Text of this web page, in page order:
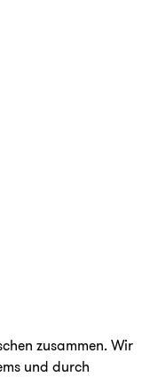
zusammen. Wir
und durch